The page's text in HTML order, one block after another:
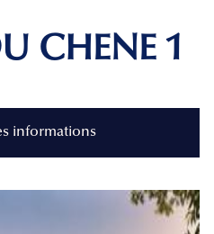
CHENE 1
informations